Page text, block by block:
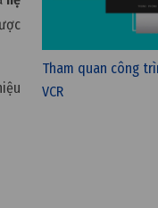
Tham quan công
VCR